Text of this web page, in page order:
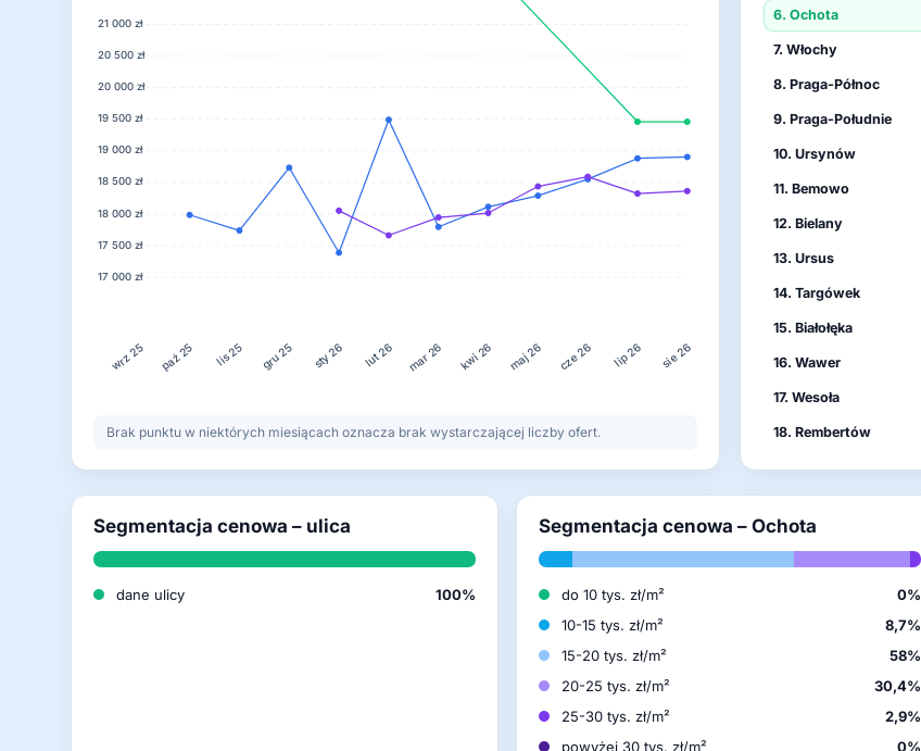
17 000 zł
17 500 zł
18 000 zł
18 500 zł
19 000 zł
19 500 zł
20 000 zł
20 500 zł
21 000 zł
wrz 25 paź 25 lis 25 gru 25 sty 26 lut 26 mar 26 kwi 26 maj 26 cze 26 lip 26 sie 26
Brak punktu w niektórych miesiącach oznacza brak wystarczającej liczby ofert.
6. Ochota
7. Włochy
8. Praga-Północ
9. Praga-Południe
10. Ursynów
11. Bemowo
12. Bielany
13. Ursus
14. Targówek
15. Białołęka
16. Wawer
17. Wesoła
18. Rembertów
Segmentacja cenowa – ulica
dane ulicy 100%
Segmentacja cenowa – Ochota
do 10 tys. zł/m²
0%
10-15 tys. zł/m²
8,7%
15-20 tys. zł/m²
58%
20-25 tys. zł/m²
30,4%
25-30 tys. zł/m²
2,9%
powyżej 30 tys. zł/m²
0%